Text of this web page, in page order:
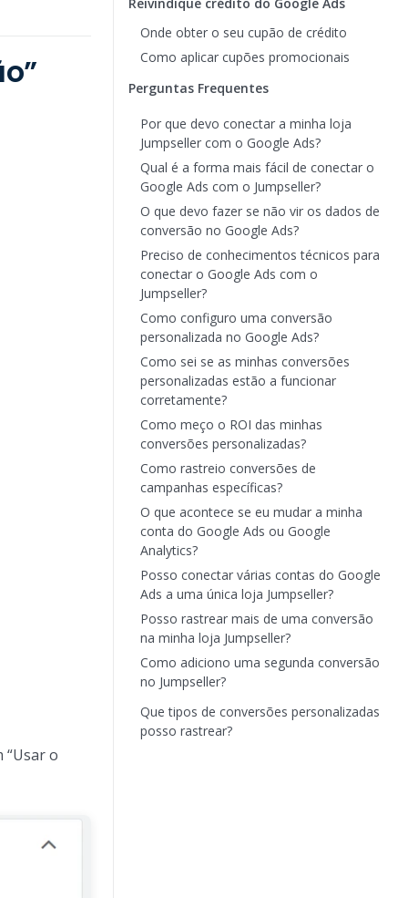
“Usar o
Onde obter o seu cupão de crédito
Como aplicar cupões promocionais
Perguntas Frequentes
Por que devo conectar a minha loja
Jumpseller com o Google Ads?
Qual é a forma mais fácil de conectar o
Google Ads com o Jumpseller?
O que devo fazer se não vir os dados de
conversão no Google Ads?
Preciso de conhecimentos técnicos para
conectar o Google Ads com o
Jumpseller?
Como configuro uma conversão
personalizada no Google Ads?
Como sei se as minhas conversões
personalizadas estão a funcionar
corretamente?
Como meço o ROI das minhas
conversões personalizadas?
Como rastreio conversões de
campanhas específicas?
O que acontece se eu mudar a minha
conta do Google Ads ou Google
Analytics?
Posso conectar várias contas do Google
Ads a uma única loja Jumpseller?
Posso rastrear mais de uma conversão
na minha loja Jumpseller?
Como adiciono uma segunda conversão
no Jumpseller?
Que tipos de conversões personalizadas
posso rastrear?